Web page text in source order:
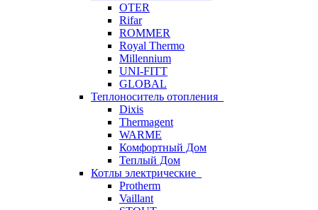
OTER
Rifar
ROMMER
Royal Thermo
Millennium
UNI-FITT
GLOBAL
Теплоноситель отопления
Dixis
Thermagent
WARME
Комфортный Дом
Теплый Дом
Котлы электрические
Protherm
Vaillant